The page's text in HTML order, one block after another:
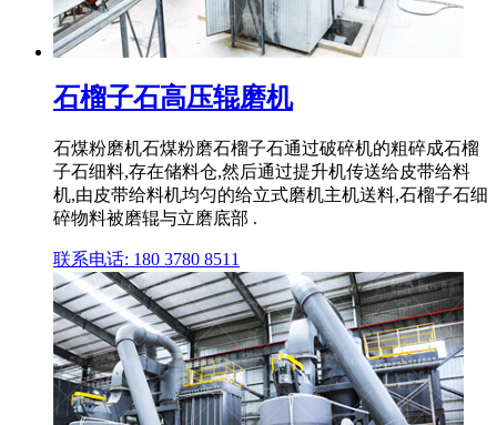
石榴子石高压辊磨机
石煤粉磨机石煤粉磨石榴子石通过破碎机的粗碎成石榴
子石细料,存在储料仓,然后通过提升机传送给皮带给料
机,由皮带给料机均匀的给立式磨机主机送料,石榴子石细
碎物料被磨辊与立磨底部 .
联系电话: 180 3780 8511